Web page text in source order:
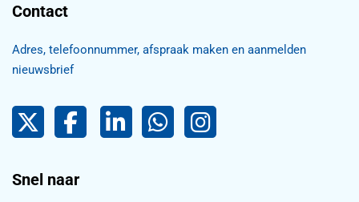
Contact
Adres, telefoonnummer, afspraak maken en aanmelden
nieuwsbrief
Pijnacker-Nootdorp op Twitter
FacebookLinkedIn Pijnacker-Nootdorp,
Pijnacker-Nootdorp WhatsApp
Snel naar